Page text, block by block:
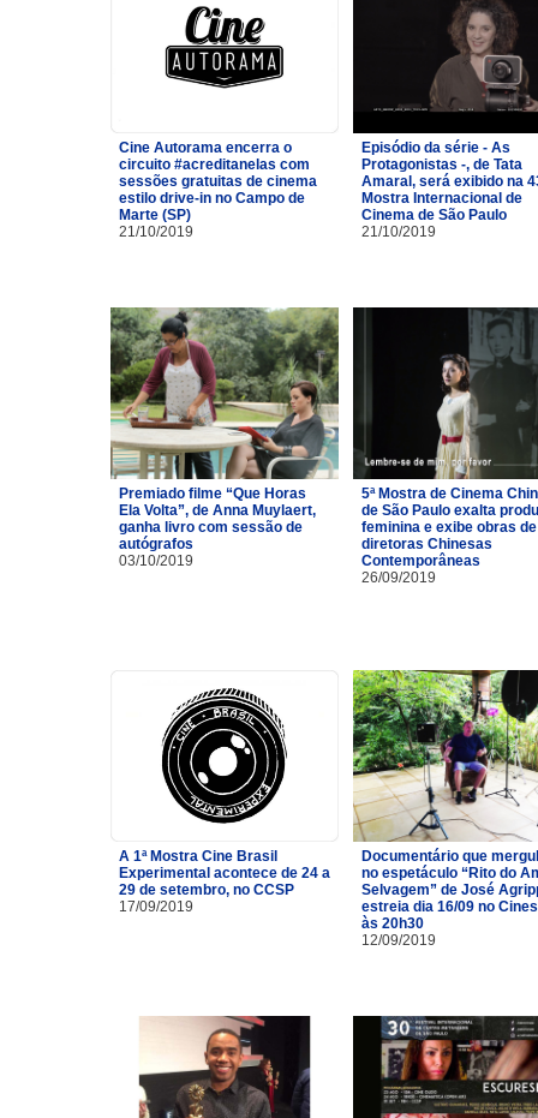
Cine Autorama encerra o
circuito #acreditanelas com
sessões gratuitas de cinema
estilo drive-in no Campo de
Marte (SP)
21/10/2019
Episódio da série - As
Protagonistas -, de Tata
Amaral, será exibido na
Mostra Internacional de
Cinema de São Paulo
21/10/2019
Premiado filme “Que Horas
Ela Volta”, de Anna Muylaert,
ganha livro com sessão de
autógrafos
03/10/2019
5ª Mostra de Cinema
de São Paulo exalta
feminina e exibe obras de
diretoras Chinesas
Contemporâneas
26/09/2019
A 1ª Mostra Cine Brasil
Experimental acontece de 24 a
29 de setembro, no CCSP
17/09/2019
Documentário que
no espetáculo “Rito do
Selvagem” de José
estreia dia 16/09 no
às 20h30
12/09/2019